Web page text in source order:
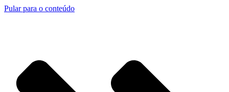
Pular para o conteúdo